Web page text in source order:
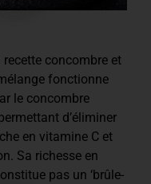
concombre et
fonctionne
le concombre
d’éliminer
en vitamine C et
Sa richesse en
pas un ‘brûle-